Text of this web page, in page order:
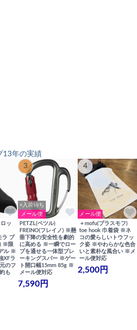
13年の実績
ッ
ラ プ
) ※限
ル ※
XFラ
のフ
も
3
×入荷待ち
メール便
PETZL(ペツル)
FREINO(フレイノ) ※懸
垂下降の安全性を劇的
に高める ※一瞬でロー
プを通せる一体型ブレ
ーキングスパー ※ゲー
ト開口幅15mm 85g ※
メール便対応
7,590円
4
メール便
＋mofu(プラスモフ)
toe hook 巾着袋 ※ネ
コの愛らしいトウフッ
ク姿 ※やわらかな色合
いと素朴な風合い ※メ
ール便対応
2,500円